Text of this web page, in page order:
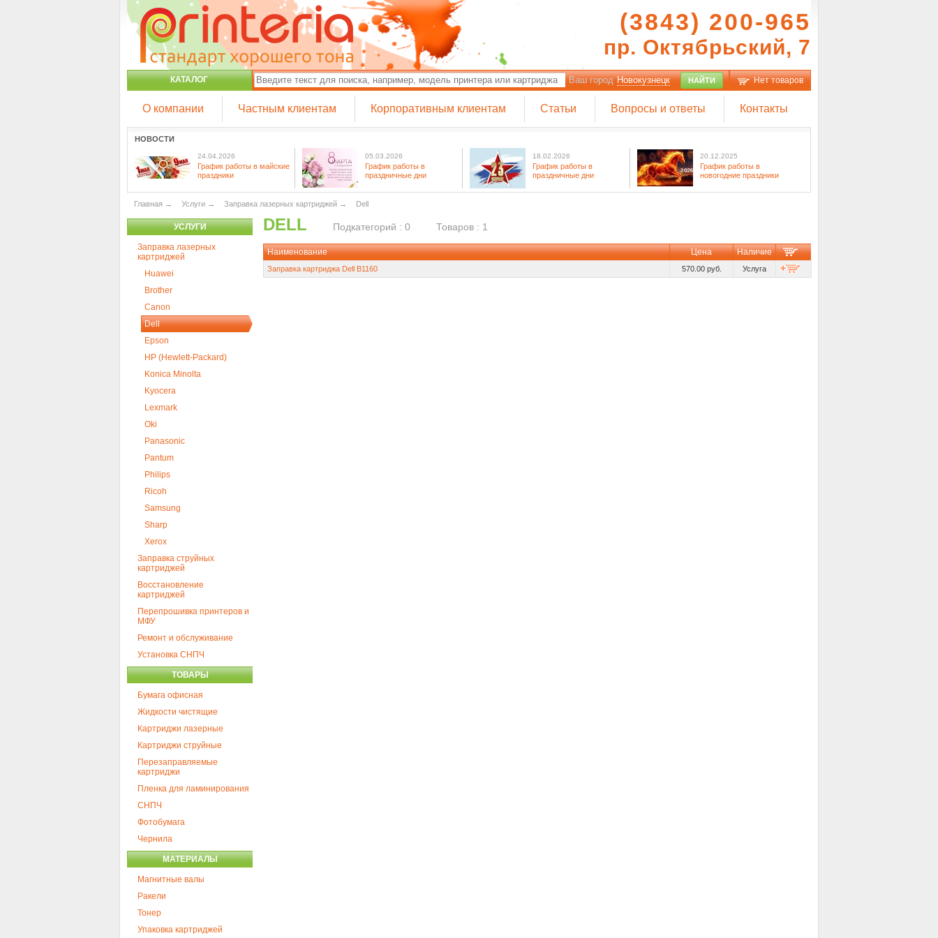
(3843) 200-965
пр. Октябрьский, 7
КАТАЛОГ Ваш город Новокузнецк НАЙТИ Нет товаров
О компании Частным клиентам Корпоративным клиентам Статьи Вопросы и ответы Контакты
НОВОСТИ
24.04.2026
График работы в майские
праздники
05.03.2026
График работы в
праздничные дни
18.02.2026
График работы в
праздничные дни
20.12.2025
График работы в
новогодние праздники
Главная → Услуги → Заправка лазерных картриджей → Dell
УСЛУГИ
Заправка лазерных
картриджей
Huawei
Brother
Canon
Dell
Epson
HP (Hewlett-Packard)
Konica Minolta
Kyocera
Lexmark
Oki
Panasonic
Pantum
Philips
Ricoh
Samsung
Sharp
Xerox
Заправка струйных
картриджей
Восстановление
картриджей
Перепрошивка принтеров и
МФУ
Ремонт и обслуживание
Установка СНПЧ
ТОВАРЫ
Бумага офисная
Жидкости чистящие
Картриджи лазерные
Картриджи струйные
Перезаправляемые
картриджи
Пленка для ламинирования
СНПЧ
Фотобумага
Чернила
МАТЕРИАЛЫ
Магнитные валы
Ракели
Тонер
Упаковка картриджей
DELL Подкатегорий : 0 Товаров : 1
Наименование Цена Наличие
Заправка картриджа Dell B1160 570.00 руб. Услуга